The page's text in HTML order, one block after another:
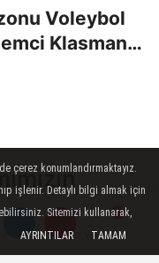
Yorumlar
Voleybol
Klasman
Yorumlar
çerez konumlandırmaktayız.
işlenir. Detaylı bilgi almak için
Sitemizi kullanarak,
AYRINTILAR TAMAM